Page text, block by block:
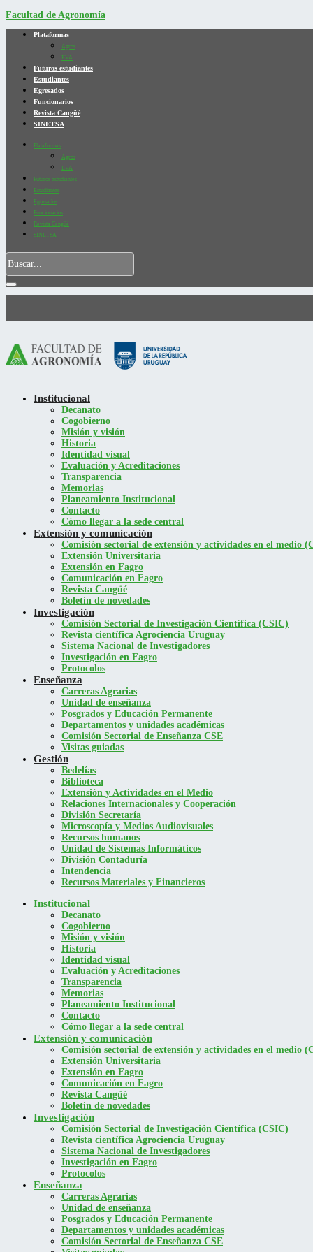
Facultad de Agronomía
Plataformas
Agros
EVA
Futuros estudiantes
Estudiantes
Egresados
Funcionarios
Revista Cangüé
SINETSA
Plataformas
Agros
EVA
Futuros estudiantes
Estudiantes
Egresados
Funcionarios
Revista Cangüé
SINETSA
Institucional
Decanato
Cogobierno
Misión y visión
Historia
Identidad visual
Evaluación y Acreditaciones
Transparencia
Memorias
Planeamiento Institucional
Contacto
Cómo llegar a la sede central
Extensión y comunicación
Comisión sectorial de extensión y actividades en el medio
Extensión Universitaria
Extensión en Fagro
Comunicación en Fagro
Revista Cangüé
Boletín de novedades
Investigación
Comisión Sectorial de Investigación Científica (CSIC)
Revista científica Agrociencia Uruguay
Sistema Nacional de Investigadores
Investigación en Fagro
Protocolos
Enseñanza
Carreras Agrarias
Unidad de enseñanza
Posgrados y Educación Permanente
Departamentos y unidades académicas
Comisión Sectorial de Enseñanza CSE
Visitas guiadas
Gestión
Bedelías
Biblioteca
Extensión y Actividades en el Medio
Relaciones Internacionales y Cooperación
División Secretaría
Microscopía y Medios Audiovisuales
Recursos humanos
Unidad de Sistemas Informáticos
División Contaduría
Intendencia
Recursos Materiales y Financieros
Institucional
Decanato
Cogobierno
Misión y visión
Historia
Identidad visual
Evaluación y Acreditaciones
Transparencia
Memorias
Planeamiento Institucional
Contacto
Cómo llegar a la sede central
Extensión y comunicación
Comisión sectorial de extensión y actividades en el medio
Extensión Universitaria
Extensión en Fagro
Comunicación en Fagro
Revista Cangüé
Boletín de novedades
Investigación
Comisión Sectorial de Investigación Científica (CSIC)
Revista científica Agrociencia Uruguay
Sistema Nacional de Investigadores
Investigación en Fagro
Protocolos
Enseñanza
Carreras Agrarias
Unidad de enseñanza
Posgrados y Educación Permanente
Departamentos y unidades académicas
Comisión Sectorial de Enseñanza CSE